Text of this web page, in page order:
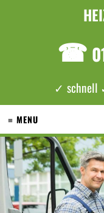
☎
✓ schnell
≡ MENU